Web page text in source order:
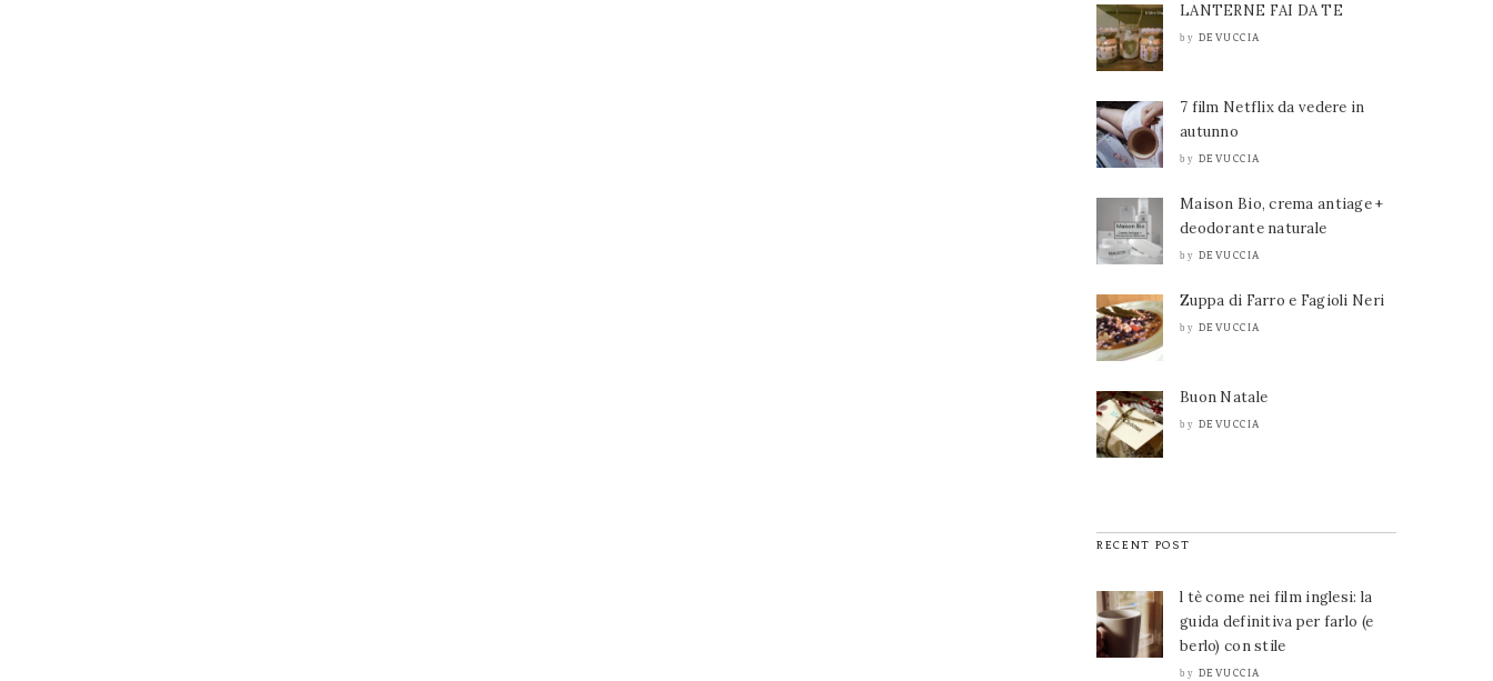
LANTERNE FAI DA TE
by DEVUCCIA
7 film Netflix da vedere in
autunno
by DEVUCCIA
Maison Bio, crema antiage +
deodorante naturale
by DEVUCCIA
Zuppa di Farro e Fagioli Neri
by DEVUCCIA
Buon Natale
by DEVUCCIA
RECENT POST
l tè come nei film inglesi: la
guida definitiva per farlo (e
berlo) con stile
by DEVUCCIA